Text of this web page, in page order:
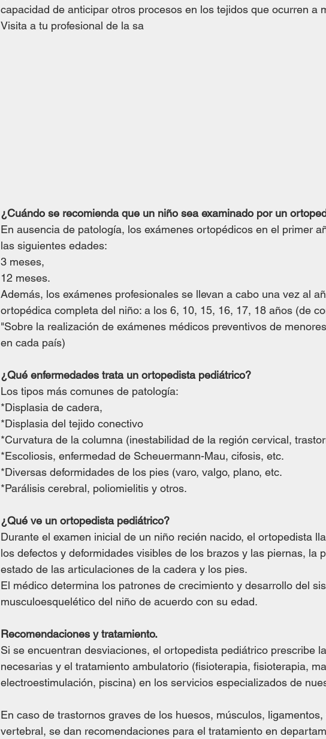
capacidad de anticipar otros procesos en los tejidos que ocurren a
Visita a tu profesional de la sa
¿Cuándo se recomienda que un niño sea examinado por un
En ausencia de patología, los exámenes ortopédicos en el primer
las siguientes edades:
3 meses,
12 meses.
Además, los exámenes profesionales se llevan a cabo una vez al
ortopédica completa del niño: a los 6, 10, 15, 16, 17, 18 años (de
"Sobre la realización de exámenes médicos preventivos de
en cada país)
¿Qué enfermedades trata un ortopedista pediátrico?
Los tipos más comunes de patología:
*Displasia de cadera,
*Displasia del tejido conectivo
*Curvatura de la columna (inestabilidad de la región cervical,
*Escoliosis, enfermedad de Scheuermann-Mau, cifosis, etc.
*Diversas deformidades de los pies (varo, valgo, plano, etc.
*Parálisis cerebral, poliomielitis y otros.
¿Qué ve un ortopedista pediátrico?
Durante el examen inicial de un niño recién nacido, el ortopedista
los defectos y deformidades visibles de los brazos y las piernas, la
estado de las articulaciones de la cadera y los pies.
El médico determina los patrones de crecimiento y desarrollo del
musculoesquelético del niño de acuerdo con su edad.
Recomendaciones y tratamiento.
Si se encuentran desviaciones, el ortopedista pediátrico prescribe
necesarias y el tratamiento ambulatorio (fisioterapia, fisioterapia,
electroestimulación, piscina) en los servicios especializados de
En caso de trastornos graves de los huesos, músculos,
vertebral, se dan recomendaciones para el tratamiento en